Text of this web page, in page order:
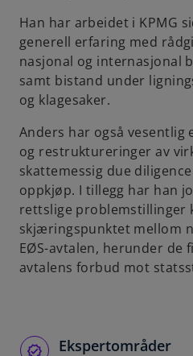
n
a
n
e
b
Han har arbeidet i KPMG
generell erfaring med
nasjonal og internasjonal
samt bistand under
og klagesaker.
Anders har også vesentlig
og restruktureringer av
skattemessig due
oppkjøp. I tillegg har han
rettslige problemstillinger
skjæringspunktet mellom
EØS-avtalen, herunder de
avtalens forbud mot
Ekspertområder